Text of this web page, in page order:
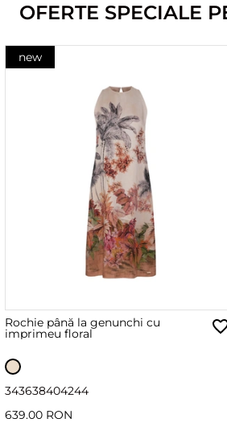
OFERTE SPECIALE
new
Rochie până la genunchi cu
imprimeu floral
343638404244
639.00 RON